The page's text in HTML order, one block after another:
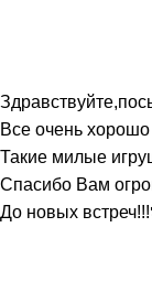
Все очень
Такие милые
Спасибо Вам
До новых